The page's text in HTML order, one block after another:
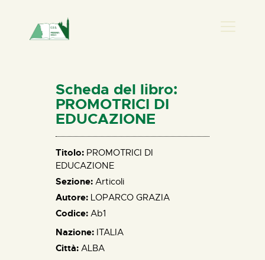
HOME
CHI SIAMO
NEWS
PERCORSI
BIBLIOTECA
ELISA SALERNO
CONTATTI
Scheda del libro:
PROMOTRICI DI
EDUCAZIONE
Titolo: PROMOTRICI DI
EDUCAZIONE
Sezione: Articoli
Autore: LOPARCO GRAZIA
Codice: Ab1
Nazione: ITALIA
Città: ALBA